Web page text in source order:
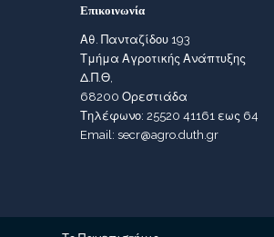
Επικοινωνία
Αθ. Πανταζίδου 193
Τμήμα Αγροτικής Ανάπτυξης
Δ.Π.Θ,
68200 Ορεστιάδα
Τηλέφωνο: 25520 41161 εως 64
Email: secr@agro.duth.gr